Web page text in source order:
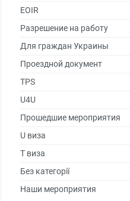
EOIR
Разрешение на работу
Для граждан Украины
Проездной документ
TPS
U4U
Прошедшие мероприятия
U виза
T виза
Без категорії
Наши мероприятия